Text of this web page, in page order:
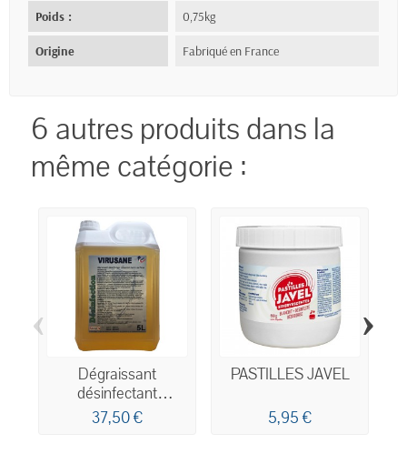
Poids : 0,75kg
Origine Fabriqué en France
6 autres produits dans la
même catégorie :
Dégraissant
désinfectant
concentré
professionnel toutes
37,50 €
PASTILLES JAVEL
5,95 €
‹ ›